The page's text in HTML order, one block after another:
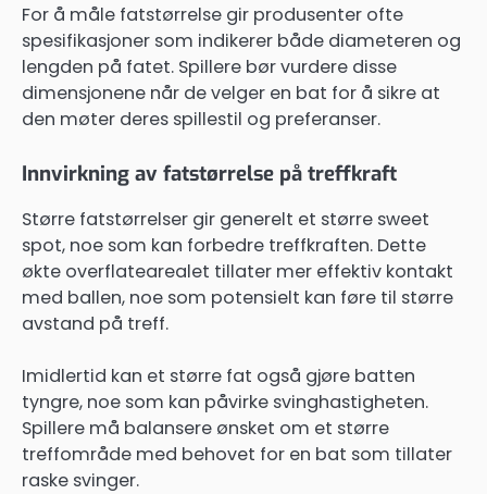
For å måle fatstørrelse gir produsenter ofte
spesifikasjoner som indikerer både diameteren og
lengden på fatet. Spillere bør vurdere disse
dimensjonene når de velger en bat for å sikre at
den møter deres spillestil og preferanser.
Innvirkning av fatstørrelse på treffkraft
Større fatstørrelser gir generelt et større sweet
spot, noe som kan forbedre treffkraften. Dette
økte overflatearealet tillater mer effektiv kontakt
med ballen, noe som potensielt kan føre til større
avstand på treff.
Imidlertid kan et større fat også gjøre batten
tyngre, noe som kan påvirke svinghastigheten.
Spillere må balansere ønsket om et større
treffområde med behovet for en bat som tillater
raske svinger.